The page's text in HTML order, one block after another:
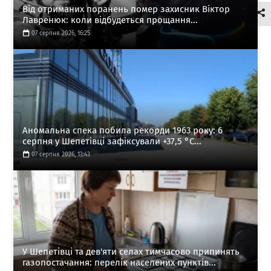
Від отриманих поранень помер захисник Віктор
Лавренюк: коли відбудеться прощання...
07 серпня 2026, 16:25
Аномальна спека побила рекорди 1963 року: 6
серпня у Шепетівці зафіксували +37,5 °C...
07 серпня 2026, 13:43
У Шепетівці та дев'яти селах тимчасово припинять
газопостачання: перелік населених пунктів...